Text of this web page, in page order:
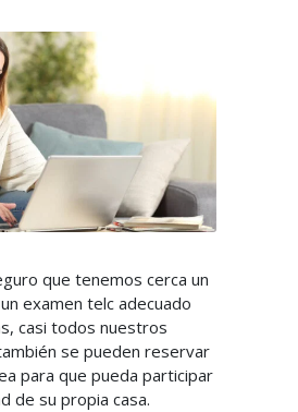
que tenemos cerca un
examen telc adecuado
casi todos nuestros
se pueden reservar
para que pueda participar
de su propia casa.